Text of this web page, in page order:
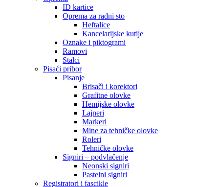
ID kartice
Oprema za radni sto
Heftalice
Kancelarijske kutije
Oznake i piktogrami
Ramovi
Stalci
Pisaći pribor
Pisanje
Brisači i korektori
Grafitne olovke
Hemijske olovke
Lajneri
Markeri
Mine za tehničke olovke
Roleri
Tehničke olovke
Signiri – podvlačenje
Neonski signiri
Pastelni signiri
Registratori i fascikle